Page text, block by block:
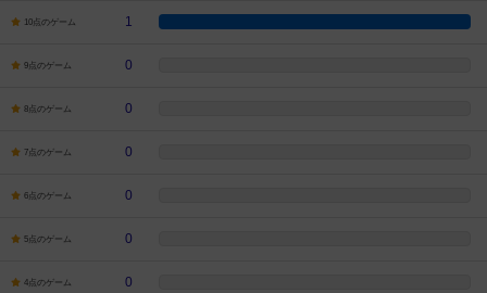
10点のゲーム 1
9点のゲーム 0
8点のゲーム 0
7点のゲーム 0
6点のゲーム 0
5点のゲーム 0
4点のゲーム 0